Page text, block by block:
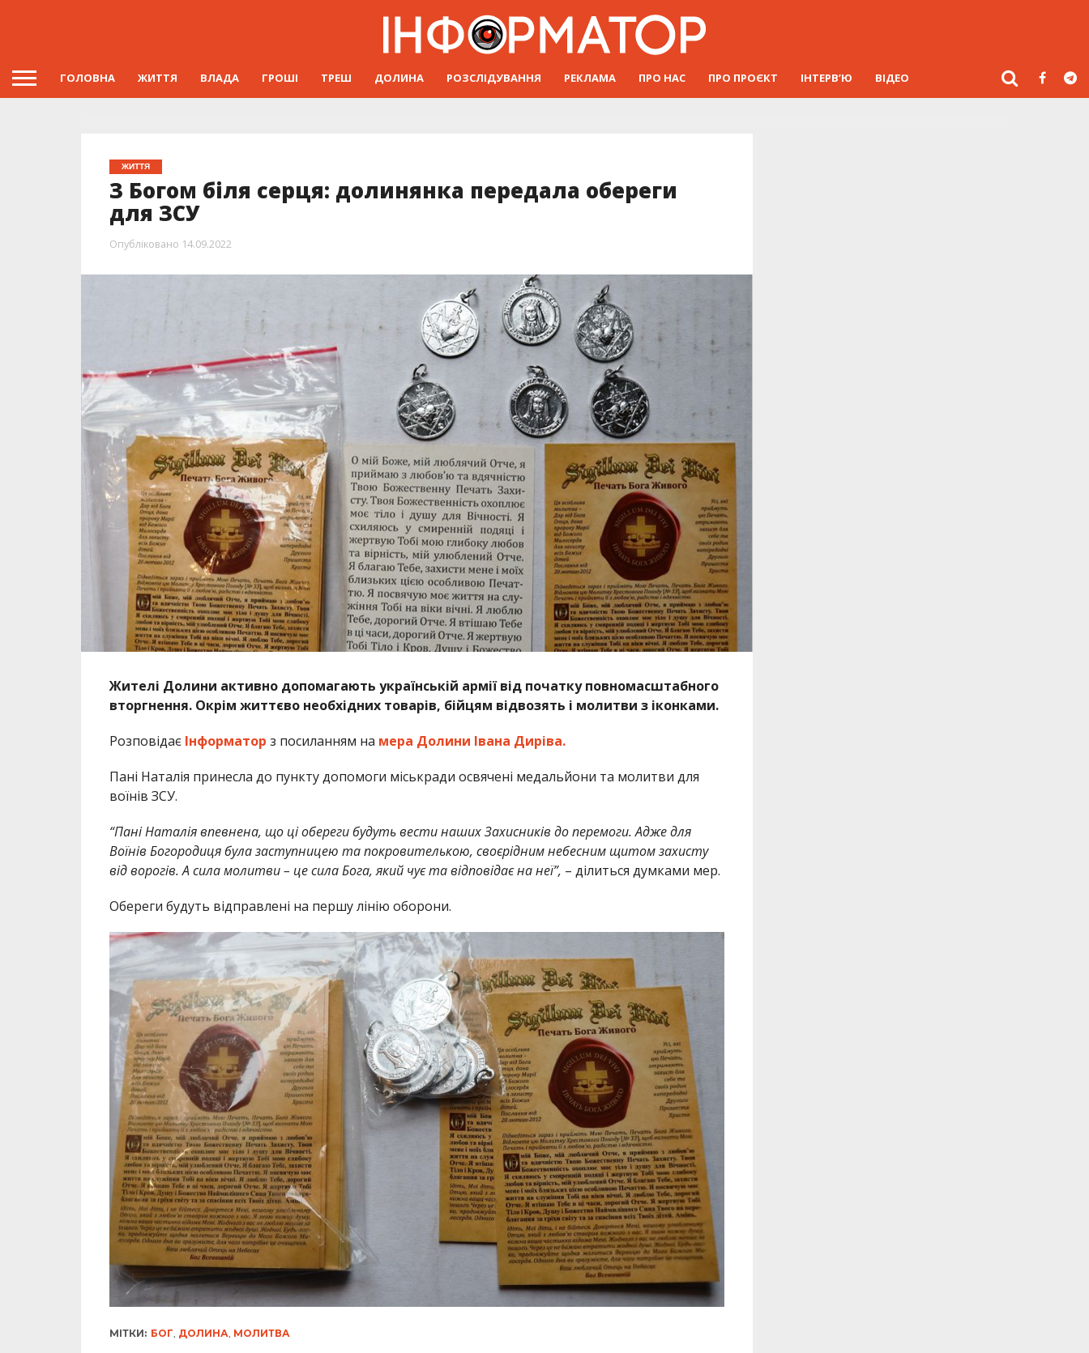
ГОЛОВНА ЖИТТЯ ВЛАДА ГРОШІ ТРЕШ ДОЛИНА РОЗСЛІДУВАННЯ РЕКЛАМА ПРО НАС ПРО ПРОЄКТ ІНТЕРВ’Ю ВІДЕО
ЖИТТЯ
З Богом біля серця: долинянка передала обереги
для ЗСУ
Опубліковано 14.09.2022
Жителі Долини активно допомагають українській армії від початку повномасштабного
вторгнення. Окрім життєво необхідних товарів, бійцям відвозять і молитви з іконками.
Розповідає Інформатор з посиланням на мера Долини Івана Диріва.
Пані Наталія принесла до пункту допомоги міськради освячені медальйони та молитви для
воїнів ЗСУ.
“Пані Наталія впевнена, що ці обереги будуть вести наших Захисників до перемоги. Адже для
Воїнів Богородиця була заступницею та покровителькою, своєрідним небесним щитом захисту
від ворогів. А сила молитви – це сила Бога, який чує та відповідає на неї”, – ділиться думками мер.
Обереги будуть відправлені на першу лінію оборони.
МІТКИ: БОГ, ДОЛИНА, МОЛИТВА